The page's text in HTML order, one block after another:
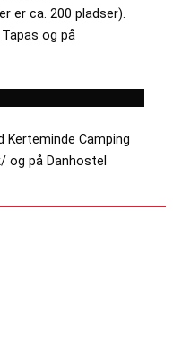
er ca. 200 pladser).
og på
Kerteminde Camping
og på Danhostel